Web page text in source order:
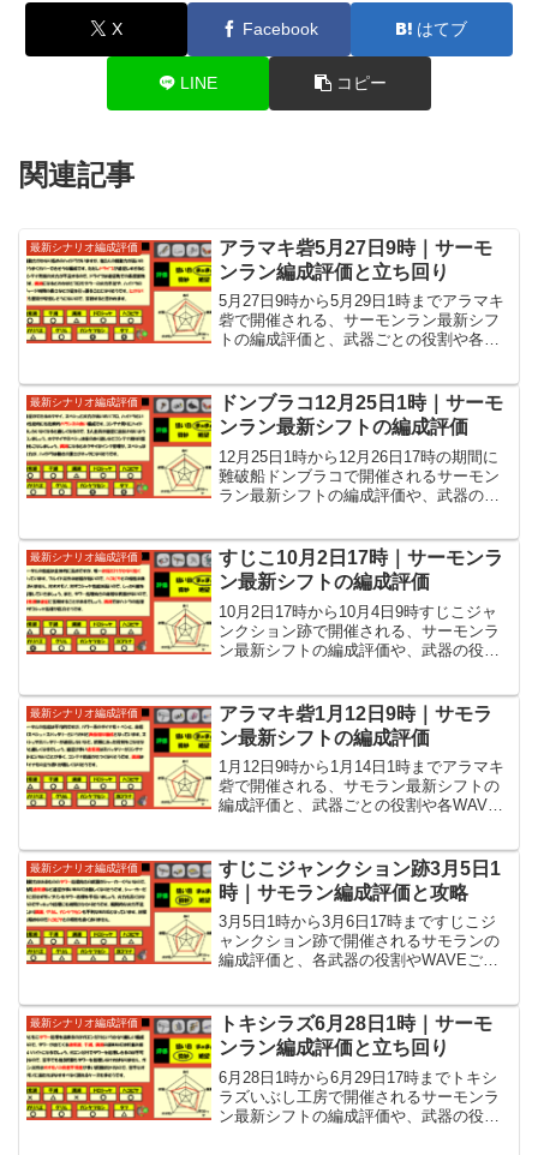
X Facebook はてブ
LINE コピー
関連記事
最新シナリオ編成評価
アラマキ砦5月27日9時｜サーモ
ンラン編成評価と立ち回り
5月27日9時から5月29日1時までアラマキ
砦で開催される、サーモンラン最新シフ
トの編成評価と、武器ごとの役割や各
最新シナリオ編成評価
ドンブラコ12月25日1時｜サーモ
ンラン最新シフトの編成評価
12月25日1時から12月26日17時の期間に
難破船ドンブラコで開催されるサーモン
ラン最新シフトの編成評価や、武器の役
最新シナリオ編成評価
すじこ10月2日17時｜サーモンラ
ン最新シフトの編成評価
10月2日17時から10月4日9時すじこジャ
ンクション跡で開催される、サーモンラ
ン最新シフトの編成評価や、武器の役割
最新シナリオ編成評価
アラマキ砦1月12日9時｜サモラ
ン最新シフトの編成評価
1月12日9時から1月14日1時までアラマキ
砦で開催される、サモラン最新シフトの
編成評価と、武器ごとの役割や各WAVE
最新シナリオ編成評価
すじこジャンクション跡3月5日1
時｜サモラン編成評価と攻略
3月5日1時から3月6日17時まですじこジ
ャンクション跡で開催されるサモランの
編成評価と、各武器の役割やWAVEごと
最新シナリオ編成評価
トキシラズ6月28日1時｜サーモ
ンラン編成評価と立ち回り
6月28日1時から6月29日17時までトキシ
ラズいぶし工房で開催されるサーモンラ
ン最新シフトの編成評価や、武器の役割